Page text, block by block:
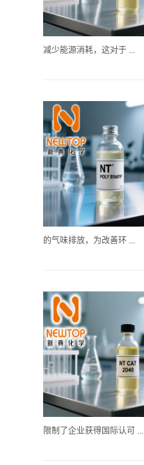
减少能源消耗，这对于 ...
的气味排放，为改善环 ...
限制了企业获得国际认可 ...